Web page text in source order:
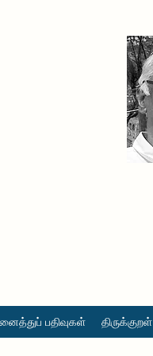
பதிவுகள் திருக்குறள்